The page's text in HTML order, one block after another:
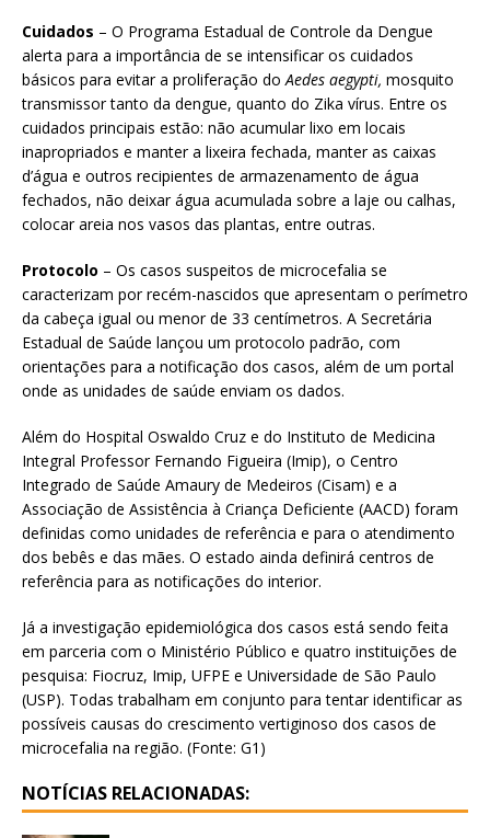
Cuidados – O Programa Estadual de Controle da Dengue
alerta para a importância de se intensificar os cuidados
básicos para evitar a proliferação doAedes aegypti, mosquito
transmissor tanto da dengue, quanto do Zika vírus. Entre os
cuidados principais estão: não acumular lixo em locais
inapropriados e manter a lixeira fechada, manter as caixas
d’água e outros recipientes de armazenamento de água
fechados, não deixar água acumulada sobre a laje ou calhas,
colocar areia nos vasos das plantas, entre outras.
Protocolo – Os casos suspeitos de microcefalia se
caracterizam por recém-nascidos que apresentam o perímetro
da cabeça igual ou menor de 33 centímetros. A Secretária
Estadual de Saúde lançou um protocolo padrão, com
orientações para a notificação dos casos, além de um portal
onde as unidades de saúde enviam os dados.
Além do Hospital Oswaldo Cruz e do Instituto de Medicina
Integral Professor Fernando Figueira (Imip), o Centro
Integrado de Saúde Amaury de Medeiros (Cisam) e a
Associação de Assistência à Criança Deficiente (AACD) foram
definidas como unidades de referência e para o atendimento
dos bebês e das mães. O estado ainda definirá centros de
referência para as notificações do interior.
Já a investigação epidemiológica dos casos está sendo feita
em parceria com o Ministério Público e quatro instituições de
pesquisa: Fiocruz, Imip, UFPE e Universidade de São Paulo
(USP). Todas trabalham em conjunto para tentar identificar as
possíveis causas do crescimento vertiginoso dos casos de
microcefalia na região. (Fonte: G1)
NOTÍCIAS RELACIONADAS: